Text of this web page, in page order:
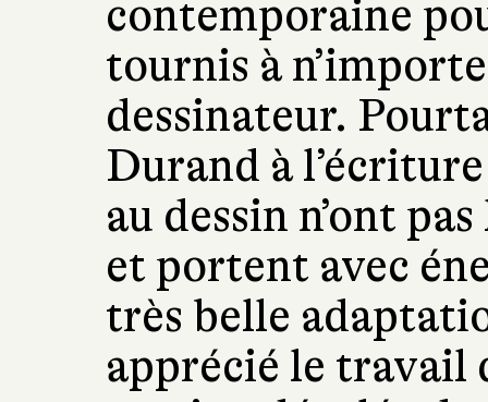
contemporaine
tournis à
dessinateur.
Durand à
au dessin n’ont
et portent avec
très belle
apprécié le travail